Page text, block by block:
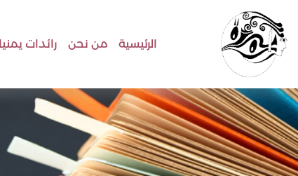
الرئيسية من نحن رائدات